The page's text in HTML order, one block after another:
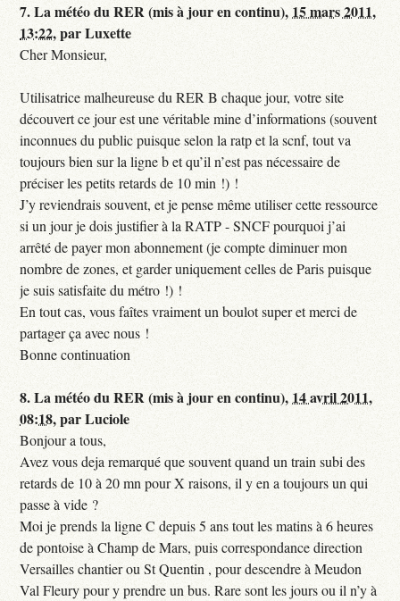
7.La météo du RER (mis à jour en continu), 15 mars 2011,
13:22,parLuxette
Cher Monsieur,
Utilisatrice malheureuse du RER B chaque jour, votre site
découvert ce jour est une véritable mine d’informations (souvent
inconnues du public puisque selon la ratp et la scnf, tout va
toujours bien sur la ligne b et qu’il n’est pas nécessaire de
préciser les petits retards de 10 min !) !
J’y reviendrais souvent, et je pense même utiliser cette ressource
si un jour je dois justifier à la RATP - SNCF pourquoi j’ai
arrêté de payer mon abonnement (je compte diminuer mon
nombre de zones, et garder uniquement celles de Paris puisque
je suis satisfaite du métro !) !
En tout cas, vous faîtes vraiment un boulot super et merci de
partager ça avec nous !
Bonne continuation
8.La météo du RER (mis à jour en continu), 14 avril 2011,
08:18,parLuciole
Bonjour a tous,
Avez vous deja remarqué que souvent quand un train subi des
retards de 10 à 20 mn pour X raisons, il y en a toujours un qui
passe à vide ?
Moi je prends la ligne C depuis 5 ans tout les matins à 6 heures
de pontoise à Champ de Mars, puis correspondance direction
Versailles chantier ou St Quentin , pour descendre à Meudon
Val Fleury pour y prendre un bus. Rare sont les jours ou il n’y à